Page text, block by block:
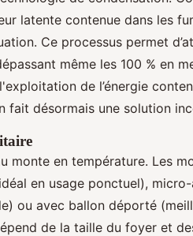
latente contenue dans les
Ce processus permet
même les 100 % en
de l’énergie
fait désormais une solution
monte en température. Les
en usage ponctuel),
ou avec ballon déporté
de la taille du foyer et